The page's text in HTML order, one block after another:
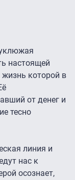
настоящей
жизнь которой в
от денег и
тесно
линия и
нас к
осознает,